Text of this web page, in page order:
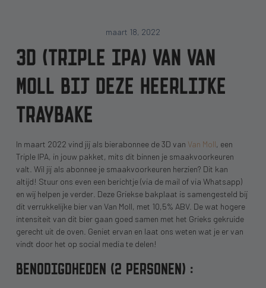
maart 18, 2022
3D (TRIPLE IPA) VAN VAN
MOLL BIJ DEZE HEERLIJKE
TRAYBAKE
In maart 2022 vind jij als bierabonnee de 3D van Van Moll, een
Triple IPA, in jouw pakket, mits dit binnen je smaakvoorkeuren
valt. Wil jij als abonnee je smaakvoorkeuren herzien? Dit kan
altijd! Stuur ons even een berichtje (via de mail of via Whatsapp)
en wij helpen je verder. Deze Griekse bakplaat is samengesteld bij
dit verrukkelijke bier van Van Moll, met 10,5% ABV. De wat hogere
intensiteit van dit bier gaan goed samen met het Grieks gekruide
gerecht uit de oven. Geniet ervan en laat ons weten wat je er van
vindt door het op social media te delen!
BENODIGDHEDEN (2 PERSONEN) :